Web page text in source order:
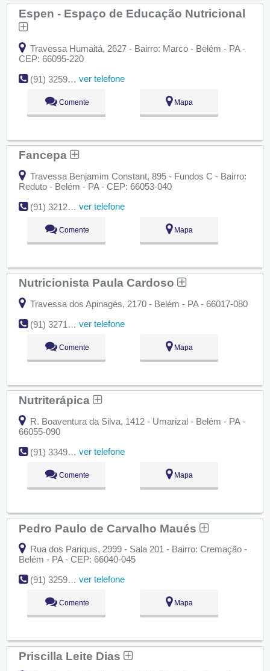
Espen - Espaço de Educação Nutricional
Travessa Humaitá, 2627 - Bairro: Marco - Belém - PA -
CEP: 66095-220
(91) 3259-5515
ver telefone
Comente Mapa
Fancepa
Travessa Benjamim Constant, 895 - Fundos C - Bairro:
Reduto - Belém - PA - CEP: 66053-040
(91) 3212-2657
ver telefone
Comente Mapa
Nutricionista Paula Cardoso
Travessa dos Apinagés, 2170 - Belém - PA - 66017-080
(91) 3271-2046
ver telefone
Comente Mapa
Nutriterápica
R. Boaventura da Silva, 1412 - Umarizal - Belém - PA -
66055-090
(91) 3349-8822
ver telefone
Comente Mapa
Pedro Paulo de Carvalho Maués
Rua dos Pariquis, 2999 - Sala 201 - Bairro: Cremação -
Belém - PA - CEP: 66040-045
(91) 3259-5554
ver telefone
Comente Mapa
Priscilla Leite Dias